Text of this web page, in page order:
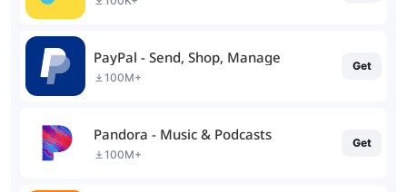
PayPal - Send, Shop, Manage
100M+
Get
Pandora - Music & Podcasts
100M+
Get